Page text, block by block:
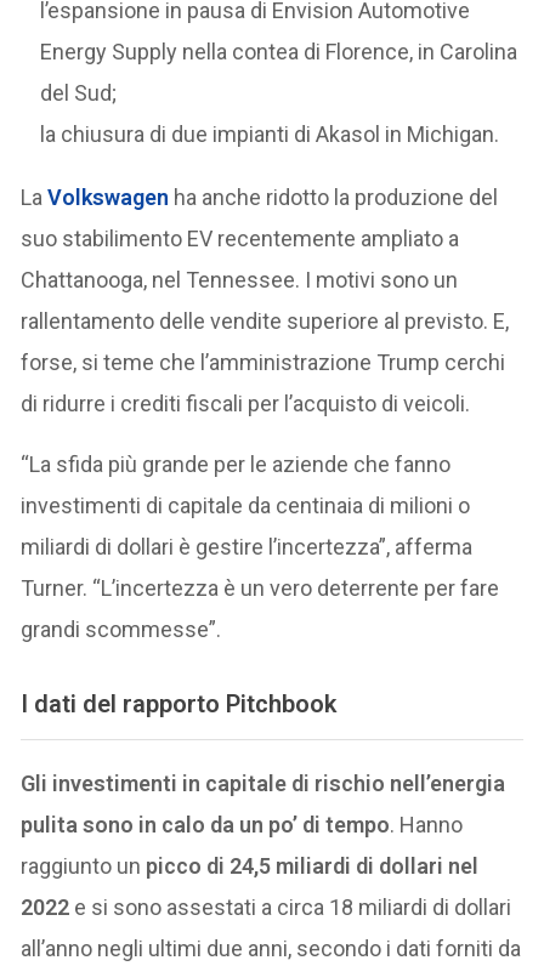
l’espansione in pausa di Envision Automotive
Energy Supply nella contea di Florence, in Carolina
del Sud;
la chiusura di due impianti di Akasol in Michigan.
LaVolkswagen ha anche ridotto la produzione del
suo stabilimento EV recentemente ampliato a
Chattanooga, nel Tennessee. I motivi sono un
rallentamento delle vendite superiore al previsto. E,
forse, si teme che l’amministrazione Trump cerchi
di ridurre i crediti fiscali per l’acquisto di veicoli.
“La sfida più grande per le aziende che fanno
investimenti di capitale da centinaia di milioni o
miliardi di dollari è gestire l’incertezza”, afferma
Turner. “L’incertezza è un vero deterrente per fare
grandi scommesse”.
I dati del rapporto Pitchbook
Gli investimenti in capitale di rischio nell’energia
pulita sono in calo da un po’ di tempo. Hanno
raggiunto un picco di 24,5 miliardi di dollari nel
2022 e si sono assestati a circa 18 miliardi di dollari
all’anno negli ultimi due anni, secondo i dati forniti da